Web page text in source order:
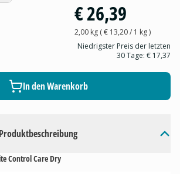
Produktbeschreibung
Control Care Dry
€ 26,39
2,00 kg(€ 13,20/ 1 kg)
Niedrigster Preis der letzten
30 Tage: € 17,37
In den Warenkorb